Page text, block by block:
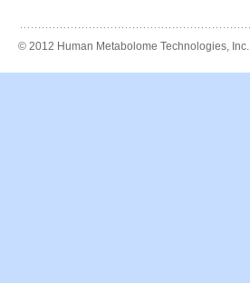
© 2012 Human Metabolome Technologies, Inc.